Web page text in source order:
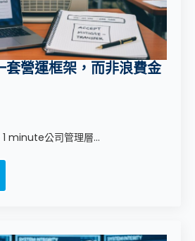
套營運框架，而非浪費金
minute公司管理層...